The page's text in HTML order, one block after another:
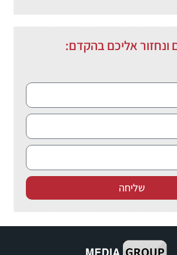
ונחזור אליכם בהקדם:
שליחה